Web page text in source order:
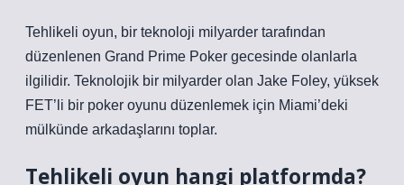
Tehlikeli oyun, bir teknoloji milyarder tarafından
düzenlenen Grand Prime Poker gecesinde olanlarla
ilgilidir. Teknolojik bir milyarder olan Jake Foley, yüksek
FET’li bir poker oyunu düzenlemek için Miami’deki
mülkünde arkadaşlarını toplar.
Tehlikeli oyun hangi platformda?